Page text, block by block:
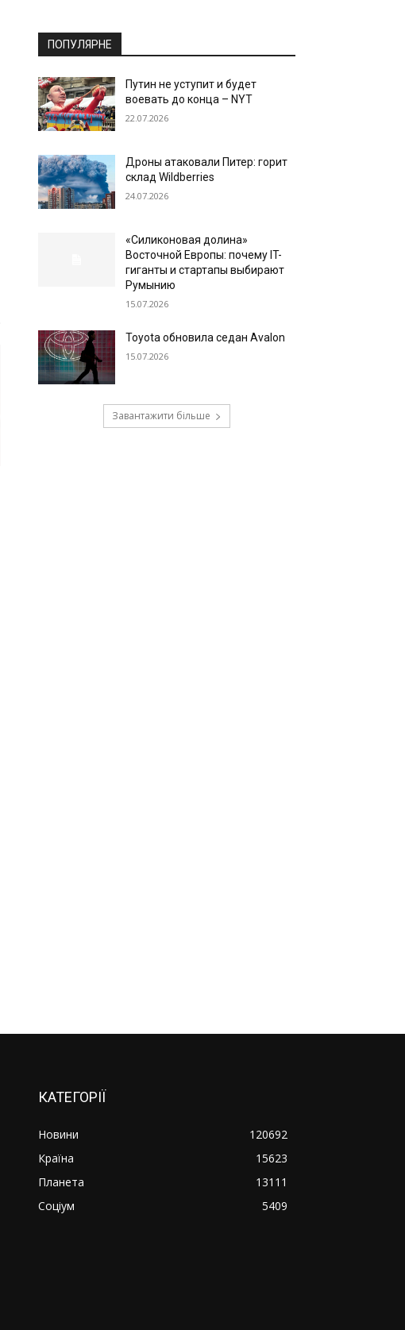
ПОПУЛЯРНЕ
Путин не уступит и будет
воевать до конца – NYT
22.07.2026
Дроны атаковали Питер: горит
склад Wildberries
24.07.2026
«Силиконовая долина»
Восточной Европы: почему IT-
гиганты и стартапы выбирают
Румынию
15.07.2026
Toyota обновила седан Avalon
15.07.2026
Завантажити більше
КАТЕГОРІЇ
Новини
120692
Країна
15623
Планета
13111
Соціум
5409